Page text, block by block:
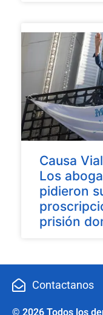
Causa
Los
pidieron
prisión
Contactanos
© 2026 Todos los